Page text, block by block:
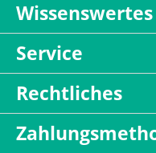
Wissenswertes
Service
Rechtliches